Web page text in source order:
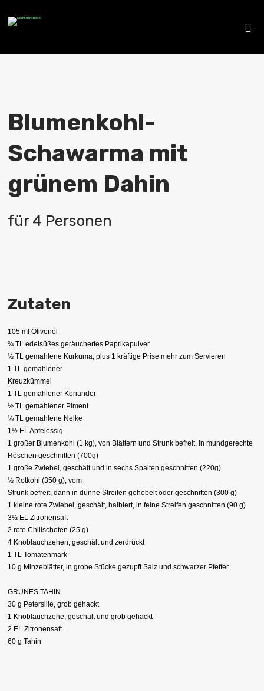
Blumenkohl-
Schawarma mit
grünem Dahin
für 4 Personen
Zutaten
105 ml Olivenöl
¾ TL edelsüßes geräuchertes Paprikapulver
½ TL gemahlene Kurkuma, plus 1 kräftige Prise mehr zum Servieren
1 TL gemahlener
Kreuzkümmel
1 TL gemahlener Koriander
½ TL gemahlener Piment
⅛ TL gemahlene Nelke
1½ EL Apfelessig
1 großer Blumenkohl (1 kg), von Blättern und Strunk befreit, in mundgerechte
Röschen geschnitten (700g)
1 große Zwiebel, geschält und in sechs Spalten geschnitten (220g)
½ Rotkohl (350 g), vom
Strunk befreit, dann in dünne Streifen gehobelt oder geschnitten (300 g)
1 kleine rote Zwiebel, geschält, halbiert, in feine Streifen geschnitten (90 g)
3½ EL Zitronensaft
2 rote Chilischoten (25 g)
4 Knoblauchzehen, geschält und zerdrückt
1 TL Tomatenmark
10 g Minzeblätter, in grobe Stücke gezupft Salz und schwarzer Pfeffer
GRÜNES TAHIN
30 g Petersilie, grob gehackt
1 Knoblauchzehe, geschält und grob gehackt
2 EL Zitronensaft
60 g Tahin